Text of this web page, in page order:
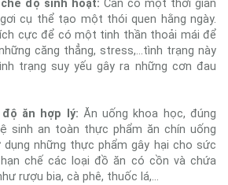
độ sinh hoạt: Cần có một thời gian
cụ thể tạo một thói quen hằng ngày.
cực để có một tinh thần thoải mái để
căng thẳng, stress,...tình trạng này
trạng suy yếu gây ra những cơn đau
ăn hợp lý: Ăn uống khoa học, đúng
sinh an toàn thực phẩm ăn chín uống
những thực phẩm gây hại cho sức
hạn chế các loại đồ ăn có cồn và chứa
rượu bia, cà phê, thuốc lá,...